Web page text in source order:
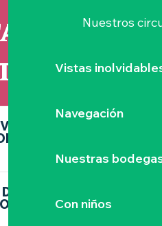
Nuestros
Vistas
Navegación
Nuestras
Con niños
LOS
-